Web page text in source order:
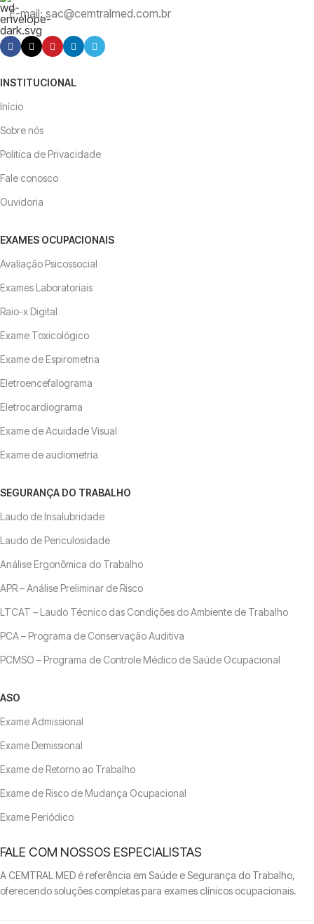
E-mail: sac@cemtralmed.com.br
INSTITUCIONAL
Início
Sobre nós
Politica de Privacidade
Fale conosco
Ouvidoria
EXAMES OCUPACIONAIS
Avaliação Psicossocial
Exames Laboratoriais
Raio-x Digital
Exame Toxicológico
Exame de Espirometria
Eletroencefalograma
Eletrocardiograma
Exame de Acuidade Visual
Exame de audiometria
SEGURANÇA DO TRABALHO
Laudo de Insalubridade
Laudo de Periculosidade
Análise Ergonômica do Trabalho
APR – Análise Preliminar de Risco
LTCAT – Laudo Técnico das Condições do Ambiente de Trabalho
PCA – Programa de Conservação Auditiva
PCMSO – Programa de Controle Médico de Saúde Ocupacional
ASO
Exame Admissional
Exame Demissional
Exame de Retorno ao Trabalho
Exame de Risco de Mudança Ocupacional
Exame Periódico
FALE COM NOSSOS ESPECIALISTAS
A CEMTRAL MED é referência em Saúde e Segurança do Trabalho,
oferecendo soluções completas para exames clínicos ocupacionais.